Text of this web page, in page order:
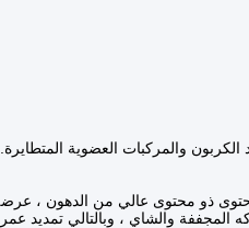
ذو محتوى عالي من الدهون ،
المجففة والشاي ، وبالتالي تمديد عمر